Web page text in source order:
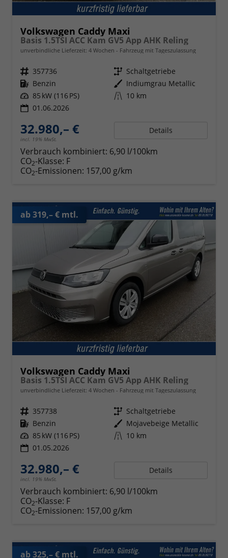
Volkswagen Caddy Maxi
Basis 1.5TSI ACC Kam GV5 App AHK Reling
unverbindliche Lieferzeit: 4 Wochen Fahrzeug mit Tageszulassung
Fahrzeugnr. 357736 Getriebe Schaltgetriebe
Kraftstoff Benzin Außenfarbe Indiumgrau Metallic
Leistung 85 kW (116 PS) Kilometerstand 10 km
01.06.2026
32.980,– €
incl. 19% MwSt.
Details
Verbrauch kombiniert: 6,90 l/100km
CO2-Klasse: F
CO2-Emissionen: 157,00 g/km
ab 319,– € mtl.
Volkswagen Caddy Maxi
Basis 1.5TSI ACC Kam GV5 App AHK Reling
unverbindliche Lieferzeit: 4 Wochen Fahrzeug mit Tageszulassung
Fahrzeugnr. 357738 Getriebe Schaltgetriebe
Kraftstoff Benzin Außenfarbe Mojavebeige Metallic
Leistung 85 kW (116 PS) Kilometerstand 10 km
01.05.2026
32.980,– €
incl. 19% MwSt.
Details
Verbrauch kombiniert: 6,90 l/100km
CO2-Klasse: F
CO2-Emissionen: 157,00 g/km
ab 325,– € mtl.